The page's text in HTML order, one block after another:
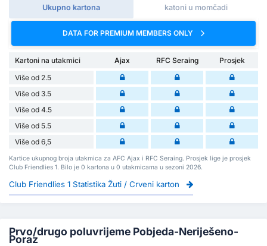
Ukupno kartona katoni u momčadi
DATA FOR PREMIUM MEMBERS ONLY
Kartoni na utakmici Ajax RFC Seraing
Prosjek
Više od 2.5
Više od 3.5
Više od 4.5
Više od 5.5
Više od 6,5
Kartice ukupnog broja utakmica za AFC Ajax i RFC Seraing. Prosjek lige je prosjek
Club Friendlies 1. Bilo je 0 kartona u 0 utakmicama u sezoni 2026.
Club Friendlies 1 Statistika Žuti / Crveni karton
Prvo/drugo poluvrijeme Pobjeda-Neriješeno-
Poraz